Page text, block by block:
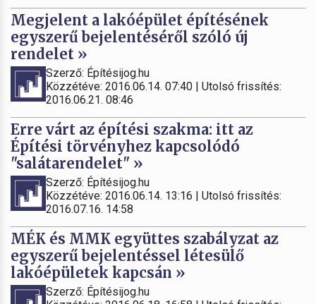
Megjelent a lakóépület építésének
egyszerű bejelentéséről szóló új
rendelet »
Szerző: Építésijog.hu
Közzétéve: 2016.06.14. 07:40 | Utolsó frissítés:
2016.06.21. 08:46
Erre várt az építési szakma: itt az
Építési törvényhez kapcsolódó
"salátarendelet" »
Szerző: Építésijog.hu
Közzétéve: 2016.06.14. 13:16 | Utolsó frissítés:
2016.07.16. 14:58
MÉK és MMK együttes szabályzat az
egyszerű bejelentéssel létesülő
lakóépületek kapcsán »
Szerző: Építésijog.hu